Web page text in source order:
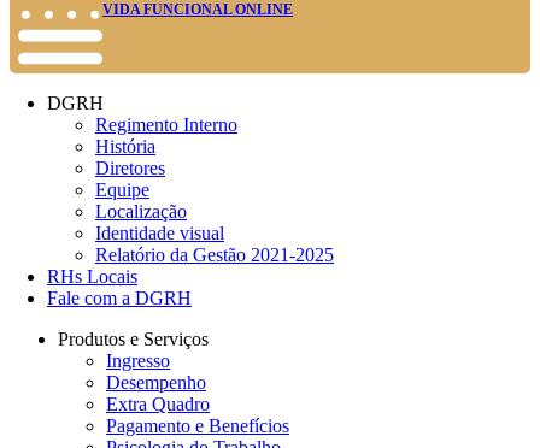
VIDA FUNCIONAL ONLINE
DGRH
Regimento Interno
História
Diretores
Equipe
Localização
Identidade visual
Relatório da Gestão 2021-2025
RHs Locais
Fale com a DGRH
Produtos e Serviços
Ingresso
Desempenho
Extra Quadro
Pagamento e Benefícios